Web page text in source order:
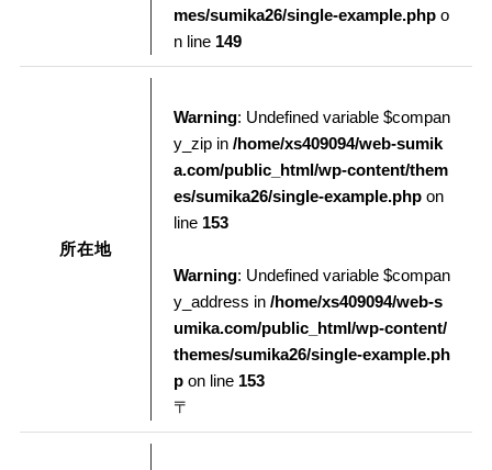
mes/sumika26/single-example.phpo
n line 149
所在地
Warning: Undefined variable $compan
y_zip in /home/xs409094/web-sumik
a.com/public_html/wp-content/them
es/sumika26/single-example.phpon
line 153
Warning: Undefined variable $compan
y_address in /home/xs409094/web-s
umika.com/public_html/wp-content/
themes/sumika26/single-example.ph
pon line 153
〒